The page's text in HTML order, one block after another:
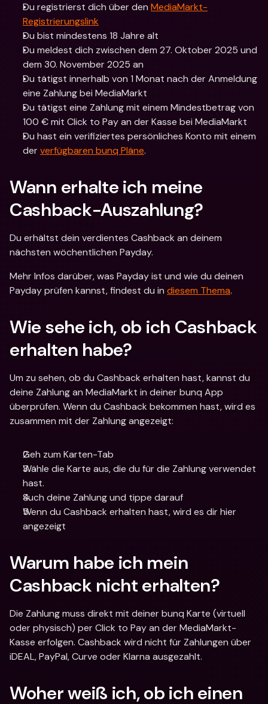
Du registrierst dich über den MediaMarkt-
Registrierungslink
Du bist mindestens 18 Jahre alt
Du meldest dich zwischen dem 27. Oktober 2025 und
dem 30. November 2025 an
Du tätigst innerhalb von 1 Monat nach der Anmeldung
eine Zahlung bei MediaMarkt
Du tätigst eine Zahlung mit einem Mindestbetrag von
100 € mit Click to Pay an der Kasse bei MediaMarkt
Du hast ein verifiziertes persönliches Konto mit einem
der verfügbaren bunq Pläne.
Wann erhalte ich meine
Cashback-Auszahlung?
Du erhältst dein verdientes Cashback an deinem
nächsten wöchentlichen Payday.
Mehr Infos darüber, was Payday ist und wie du deinen
Payday prüfen kannst, findest du in diesem Thema.
Wie sehe ich, ob ich Cashback
erhalten habe?
Um zu sehen, ob du Cashback erhalten hast, kannst du
deine Zahlung an MediaMarkt in deiner bunq App
überprüfen. Wenn du Cashback bekommen hast, wird es
zusammen mit der Zahlung angezeigt:
Geh zum Karten-Tab
Wähle die Karte aus, die du für die Zahlung verwendet
hast.
Such deine Zahlung und tippe darauf
Wenn du Cashback erhalten hast, wird es dir hier
angezeigt
Warum habe ich mein
Cashback nicht erhalten?
Die Zahlung muss direkt mit deiner bunq Karte (virtuell
oder physisch) per Click to Pay an der MediaMarkt-
Kasse erfolgen. Cashback wird nicht für Zahlungen über
iDEAL, PayPal, Curve oder Klarna ausgezahlt.
Woher weiß ich, ob ich einen